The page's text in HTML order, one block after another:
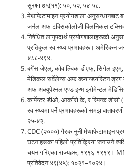
सुरक्षा ७५(११): ५०, ५२, ५४-५८.
मेथाफेटामाइन प्रयोगशाला
जर्नल अफ टक्सिकोलोजी क्लिनिकल
निषेधित लागूपदार्थ प्रयोगशालाहरूको
प्रतिकुल स्वास्थ्य प्रभावहरू। अमेरिकन
४८८-४९४.
बर्गेस जेएल्, कोवाल्चिक डीएफ्, सिगेल
मेडिकल सर्वेलेन्स अफ क्ल्यान्डयस्टिन ड्रग
अफ अक्युपेश्नल एण्ड इन्भाइरोमेन्टल
कार्पेन्टर डीओ, आर्कारो के, र स्पिन्क
स्वास्थ्यमा पर्ने प्रभावहरूको समझ
२५-४२.
CDC (२०००) गैरकानुनी मेथाफेटामाइन
घटनाहरूका पहिलो प्रतिक्रिया जनाउने
चयन गरिएका राज्यहरू, १९९६-१९९९।
प्रतिवेदन ४९(४५): १०२१–१०२४।